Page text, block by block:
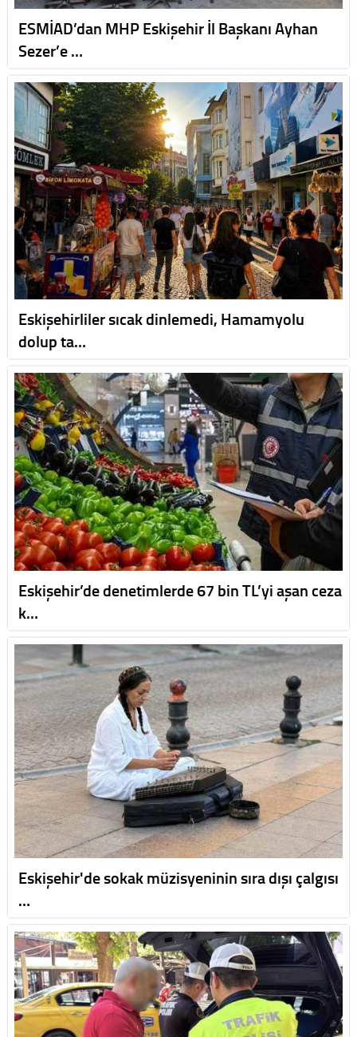
ESMİAD’dan MHP Eskişehir İl Başkanı Ayhan
Sezer’e …
Eskişehirliler sıcak dinlemedi, Hamamyolu
dolup ta…
Eskişehir’de denetimlerde 67 bin TL’yi aşan ceza
k…
Eskişehir'de sokak müzisyeninin sıra dışı çalgısı
…